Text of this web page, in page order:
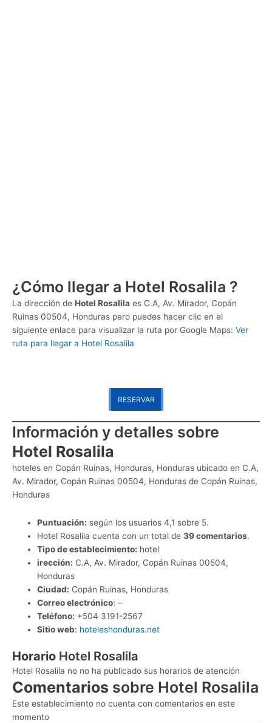
¿Cómo llegar a Hotel Rosalila ?
La dirección de Hotel Rosalila es C.A, Av. Mirador, Copán
Ruinas 00504, Honduras pero puedes hacer clic en el
siguiente enlace para visualizar la ruta por Google Maps: Ver
ruta para llegar a Hotel Rosalila
RESERVAR
Información y detalles sobre
Hotel Rosalila
hoteles en Copán Ruinas, Honduras, Honduras ubicado en C.A,
Av. Mirador, Copán Ruinas 00504, Honduras de Copán Ruinas,
Honduras
Puntuación: según los usuarios 4,1 sobre 5.
Hotel Rosalila cuenta con un total de39 comentarios.
Tipo de establecimiento: hotel
irección: C.A, Av. Mirador, Copán Ruinas 00504,
Honduras
Ciudad: Copán Ruinas, Honduras
Correo electrónico: –
Teléfono: +504 3191-2567
Sitio web: hoteleshonduras.net
Horario Hotel Rosalila
Hotel Rosalila no no ha publicado sus horarios de atención
Comentarios sobre Hotel Rosalila
Este establecimiento no cuenta con comentarios en este
momento